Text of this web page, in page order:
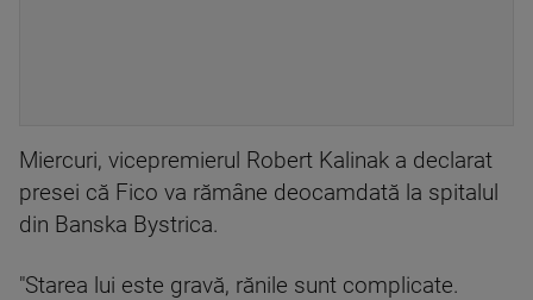
Miercuri, vicepremierul Robert Kalinak a declarat
presei că Fico va rămâne deocamdată la spitalul
din Banska Bystrica.
"Starea lui este gravă, rănile sunt complicate.